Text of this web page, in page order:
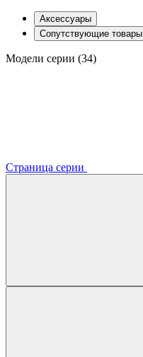
Аксессуары
Сопутствующие товары
Модели серии (34)
Страница серии